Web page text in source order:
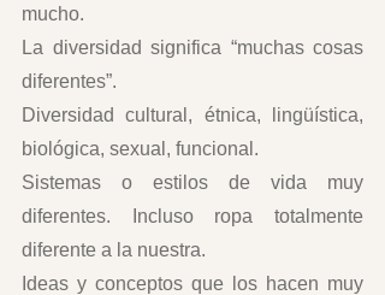
mucho.
La diversidad significa “muchas cosas
diferentes”.
Diversidad cultural, étnica, lingüística,
biológica, sexual, funcional.
Sistemas o estilos de vida muy
diferentes. Incluso ropa totalmente
diferente a la nuestra.
Ideas y conceptos que los hacen muy